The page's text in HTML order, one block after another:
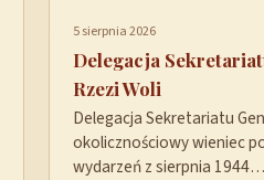
5 sierpnia 2026
Delegacja
Rzezi Woli
Delegacja Sekretariatu
okolicznościowy wieniec
wydarzeń z sierpnia 1944…